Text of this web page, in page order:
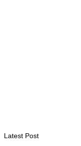
Latest Post